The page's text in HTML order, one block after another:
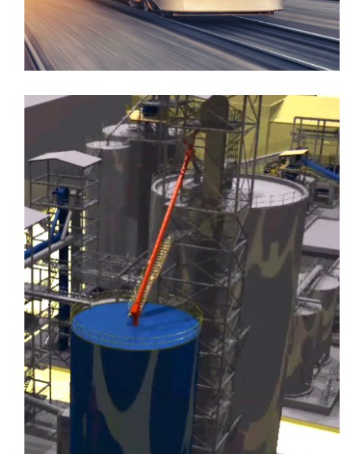
EGIS TUNNELS (Création de la voie L à
la Gare Part Dieu)